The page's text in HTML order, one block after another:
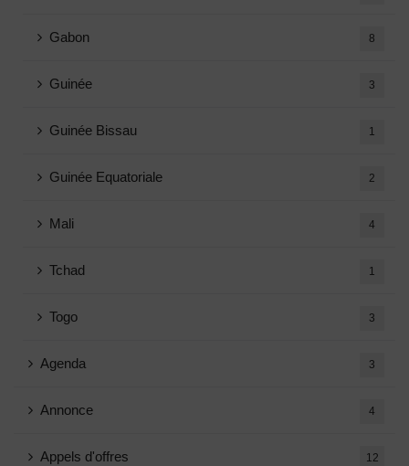
Gabon 8
Guinée 3
Guinée Bissau 1
Guinée Equatoriale 2
Mali 4
Tchad 1
Togo 3
Agenda 3
Annonce 4
Appels d'offres 12